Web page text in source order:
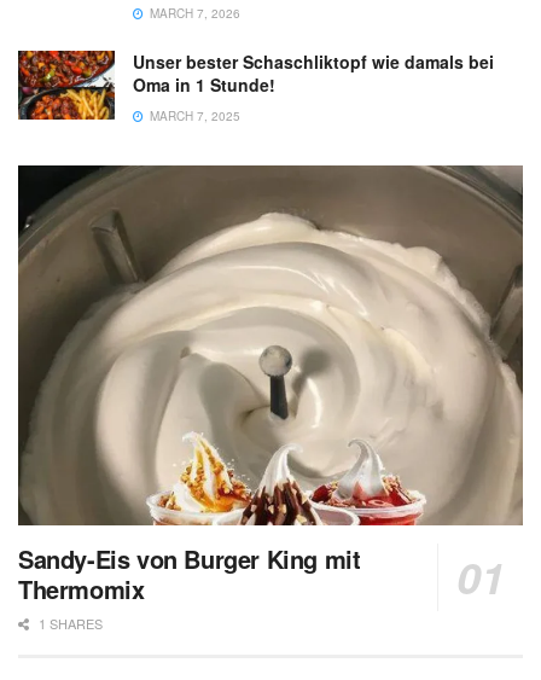
MARCH 7, 2026
Unser bester Schaschliktopf wie damals bei
Oma in 1 Stunde!
MARCH 7, 2025
Sandy-Eis von Burger King mit
Thermomix
1 SHARES